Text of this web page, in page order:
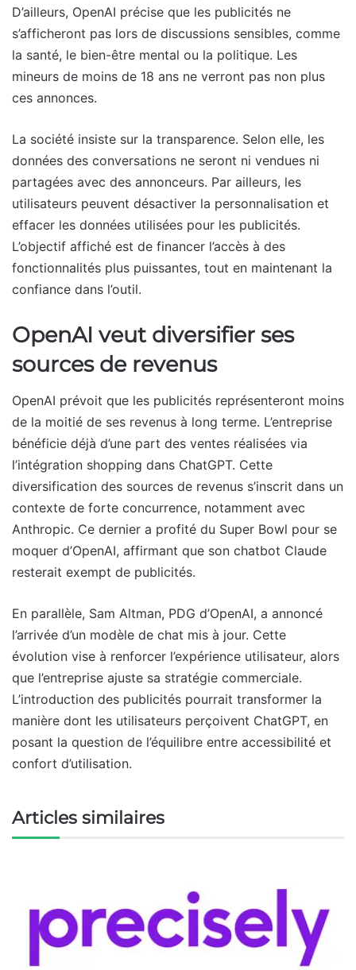
D’ailleurs, OpenAI précise que les publicités ne
s’afficheront pas lors de discussions sensibles, comme
la santé, le bien-être mental ou la politique. Les
mineurs de moins de 18 ans ne verront pas non plus
ces annonces.
La société insiste sur la transparence. Selon elle, les
données des conversations ne seront ni vendues ni
partagées avec des annonceurs. Par ailleurs, les
utilisateurs peuvent désactiver la personnalisation et
effacer les données utilisées pour les publicités.
L’objectif affiché est de financer l’accès à des
fonctionnalités plus puissantes, tout en maintenant la
confiance dans l’outil.
OpenAI veut diversifier ses
sources de revenus
OpenAI prévoit que les publicités représenteront moins
de la moitié de ses revenus à long terme. L’entreprise
bénéficie déjà d’une part des ventes réalisées via
l’intégration shopping dans ChatGPT. Cette
diversification des sources de revenus s’inscrit dans un
contexte de forte concurrence, notamment avec
Anthropic. Ce dernier a profité du Super Bowl pour se
moquer d’OpenAI, affirmant que son chatbot Claude
resterait exempt de publicités.
En parallèle, Sam Altman, PDG d’OpenAI, a annoncé
l’arrivée d’un modèle de chat mis à jour. Cette
évolution vise à renforcer l’expérience utilisateur, alors
que l’entreprise ajuste sa stratégie commerciale.
L’introduction des publicités pourrait transformer la
manière dont les utilisateurs perçoivent ChatGPT, en
posant la question de l’équilibre entre accessibilité et
confort d’utilisation.
Articles similaires